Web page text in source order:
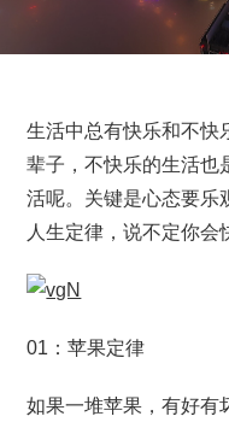
生活中总有快乐和不快
辈子，不快乐的生活也
活呢。关键是心态要乐
人生定律，说不定你会
01：苹果定律
如果一堆苹果，有好有